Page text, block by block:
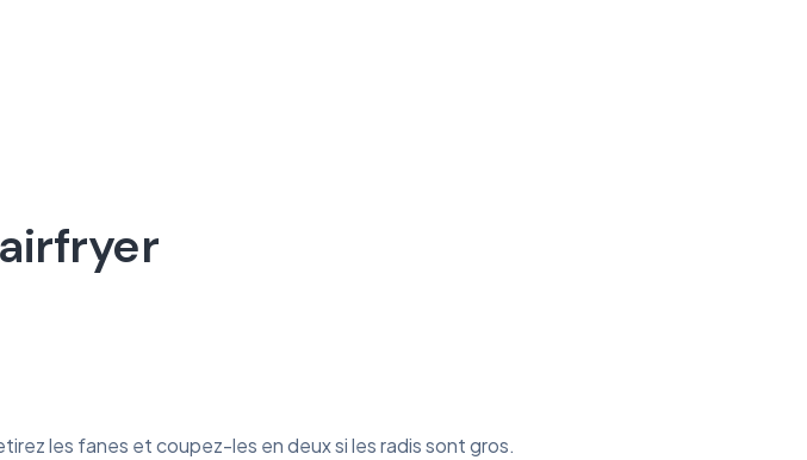
les fanes et coupez-les en deux si les radis sont gros.